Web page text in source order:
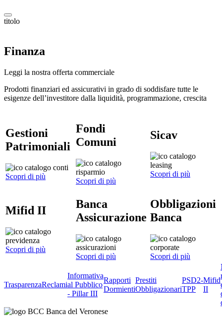
titolo
Finanza
Leggi la nostra offerta commerciale
Prodotti finanziari ed assicurativi in grado di soddisfare tutte le
esigenze dell’investitore dalla liquidità, programmazione, crescita
Gestioni
Patrimoniali
Scopri di più
Fondi
Comuni
Scopri di più
Sicav
Scopri di più
Mifid II
Scopri di più
Banca
Assicurazione
Scopri di più
Obbligazioni
Banca
Scopri di più
TrasparenzaReclami
Informativa
al Pubblico
- Pillar III
Rapporti
Dormienti
Prestiti
Obbligazionari
PSD2-
TPP
Mifid
II